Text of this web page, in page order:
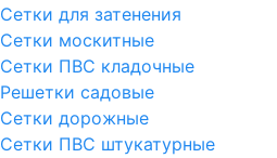
Сетки для затенения
Сетки москитные
Сетки ПВС кладочные
Решетки садовые
Сетки дорожные
Сетки ПВС штукатурные